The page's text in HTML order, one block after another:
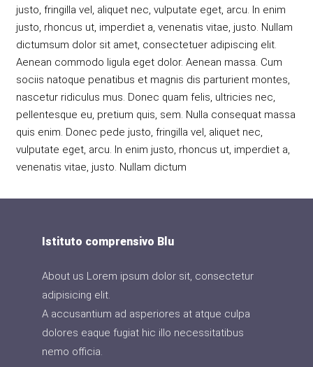
justo, fringilla vel, aliquet nec, vulputate eget, arcu. In enim
justo, rhoncus ut, imperdiet a, venenatis vitae, justo. Nullam
dictumsum dolor sit amet, consectetuer adipiscing elit.
Aenean commodo ligula eget dolor. Aenean massa. Cum
sociis natoque penatibus et magnis dis parturient montes,
nascetur ridiculus mus. Donec quam felis, ultricies nec,
pellentesque eu, pretium quis, sem. Nulla consequat massa
quis enim. Donec pede justo, fringilla vel, aliquet nec,
vulputate eget, arcu. In enim justo, rhoncus ut, imperdiet a,
venenatis vitae, justo. Nullam dictum
Istituto comprensivo Blu
About us Lorem ipsum dolor sit, consectetur
adipisicing elit.
A accusantium ad asperiores at atque culpa
dolores eaque fugiat hic illo necessitatibus
nemo officia.